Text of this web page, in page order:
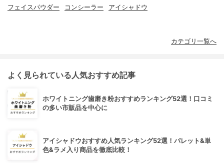
フェイスパウダー コンシーラー アイシャドウ
カテゴリ一覧へ
よく見られている人気おすすめ記事
ホワイトニング歯磨き粉おすすめランキング52選！口コミ
の多い市販品を中心に
アイシャドウおすすめ人気ランキング52選！パレット&単
色&ラメ入り商品を徹底比較！